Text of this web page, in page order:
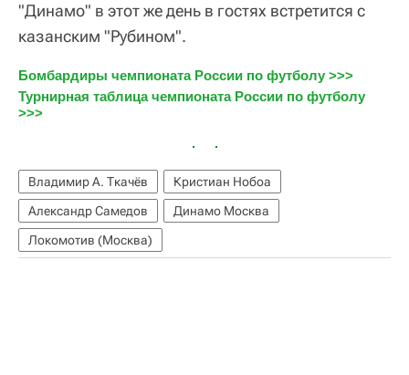
"Динамо" в этот же день в гостях встретится с
казанским "Рубином".
Бомбардиры чемпионата России по футболу >>>
Турнирная таблица чемпионата России по футболу
>>>
Владимир А. Ткачёв
Кристиан Нобоа
Александр Самедов
Динамо Москва
Локомотив (Москва)